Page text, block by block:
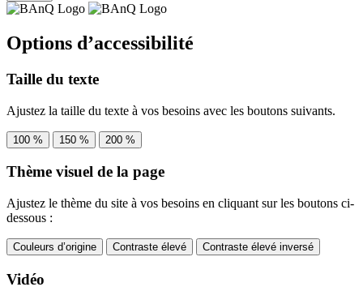
Options d’accessibilité
Taille du texte
Ajustez la taille du texte à vos besoins avec les boutons suivants.
100 % 150 % 200 %
Thème visuel de la page
Ajustez le thème du site à vos besoins en cliquant sur les boutons ci-
dessous :
Couleurs d’origine Contraste élevé Contraste élevé inversé
Vidéo